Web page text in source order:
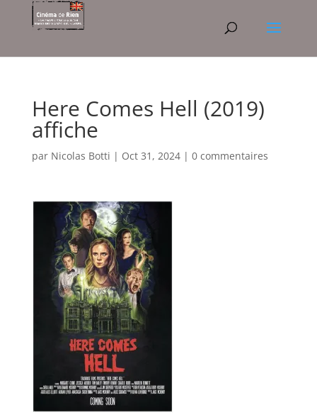
Here Comes Hell (2019)
affiche
par Nicolas Botti | Oct 31, 2024| 0 commentaires